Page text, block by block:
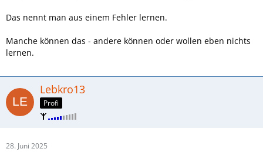
Das nennt man aus einem Fehler lernen.
Manche können das - andere können oder wollen eben nichts
lernen.
Lebkro13
Profi
28. Juni 2025